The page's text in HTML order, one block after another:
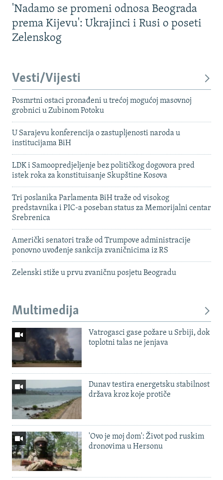
'Nadamo se promeni odnosa Beograda
prema Kijevu': Ukrajinci i Rusi o poseti
Zelenskog
Vesti/Vijesti
Posmrtni ostaci pronađeni u trećoj mogućoj masovnoj
grobnici u Zubinom Potoku
U Sarajevu konferencija o zastupljenosti naroda u
institucijama BiH
LDK i Samoopredjeljenje bez političkog dogovora pred
istek roka za konstituisanje Skupštine Kosova
Tri poslanika Parlamenta BiH traže od visokog
predstavnika i PIC-a poseban status za Memorijalni centar
Srebrenica
Američki senatori traže od Trumpove administracije
ponovno uvođenje sankcija zvaničnicima iz RS
Zelenski stiže u prvu zvaničnu posjetu Beogradu
Multimedija
Vatrogasci gase požare u Srbiji, dok
toplotni talas ne jenjava
Dunav testira energetsku stabilnost
država kroz koje protiče
'Ovo je moj dom': Život pod ruskim
dronovima u Hersonu